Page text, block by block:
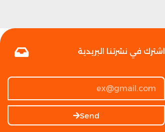
اشترك في نشرتنا البريدية
Send